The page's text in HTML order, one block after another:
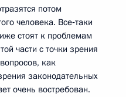
потом
человека. Все‑таки
стоят к проблемам
части с точки зрения
как
законодательных
очень востребован.